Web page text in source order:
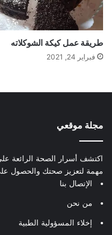
طريقة عمل كيكة الشوكلاته
فبراير 24, 2021
مجلة موقعي
اكتشف أسرار الصحة الرائعة
مهمة لتعزيز صحتك والحصول
الإتصال بنا
من نحن
إخلاء المسؤولية الطبية